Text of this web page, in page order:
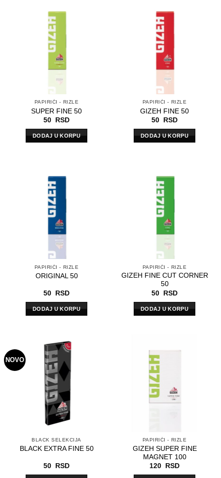
PAPIRIĆI - RIZLE
SUPER FINE 50
50
RSD
DODAJ U KORPU
PAPIRIĆI - RIZLE
GIZEH FINE 50
50
RSD
DODAJ U KORPU
PAPIRIĆI - RIZLE
ORIGINAL 50
50 RSD
DODAJ U KORPU
PAPIRIĆI - RIZLE
GIZEH FINE CUT CORNER
50
50 RSD
DODAJ U KORPU
NOVO
BLACK SELEKCIJA
BLACK EXTRA FINE 50
50 RSD
PAPIRIĆI - RIZLE
GIZEH SUPER FINE
MAGNET 100
120
RSD